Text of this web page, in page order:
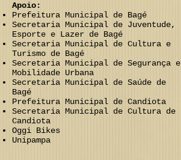
Apoio:
Prefeitura Municipal de Bagé
Secretaria Municipal de Juventude,
Esporte e Lazer de Bagé
Secretaria Municipal de Cultura e
Turismo de Bagé
Secretaria Municipal de Segurança e
Mobilidade Urbana
Secretaria Municipal de Saúde de
Bagé
Prefeitura Municipal de Candiota
Secretaria Municipal de Cultura de
Candiota
Oggi Bikes
Unipampa